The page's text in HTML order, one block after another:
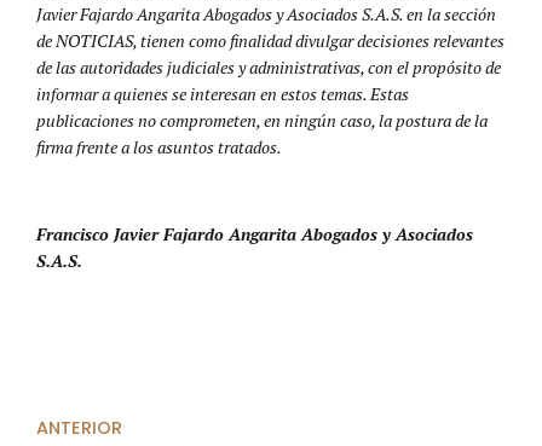
Javier Fajardo Angarita Abogados y Asociados S.A.S. en la sección
de NOTICIAS, tienen como finalidad divulgar decisiones relevantes
de las autoridades judiciales y administrativas, con el propósito de
informar a quienes se interesan en estos temas. Estas
publicaciones no comprometen, en ningún caso, la postura de la
firma frente a los asuntos tratados.
Francisco Javier Fajardo Angarita Abogados y Asociados
S.A.S.
ANTERIOR